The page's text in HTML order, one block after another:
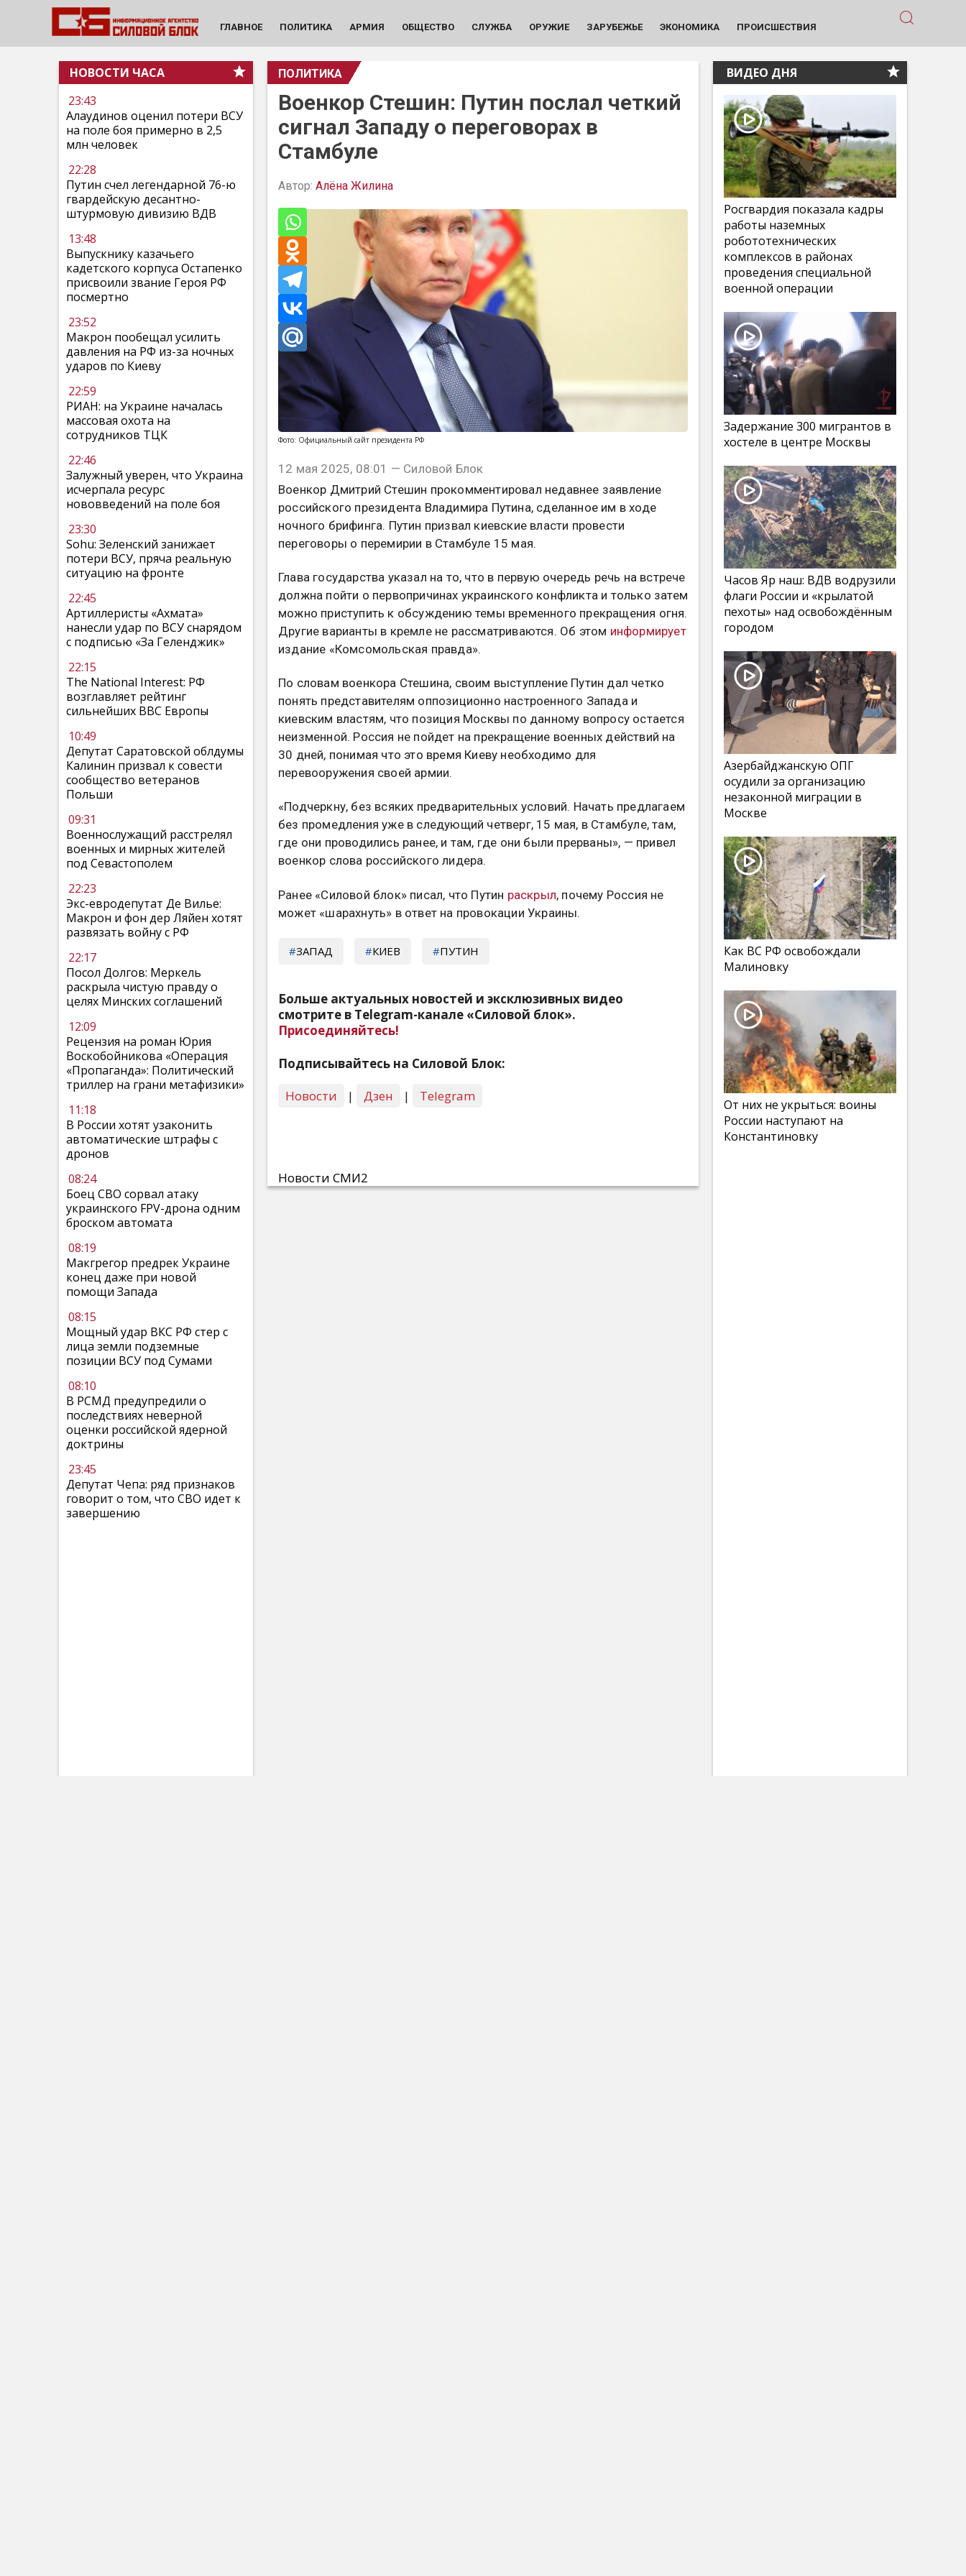
ГЛАВНОЕ ПОЛИТИКА АРМИЯ ОБЩЕСТВО СЛУЖБА ОРУЖИЕ ЗАРУБЕЖЬЕ ЭКОНОМИКА ПРОИСШЕСТВИЯ
НОВОСТИ ЧАСА
23:43
Алаудинов оценил потери ВСУ
на поле боя примерно в 2,5
млн человек
22:28
Путин счел легендарной 76-ю
гвардейскую десантно-
штурмовую дивизию ВДВ
13:48
Выпускнику казачьего
кадетского корпуса Остапенко
присвоили звание Героя РФ
посмертно
23:52
Макрон пообещал усилить
давления на РФ из-за ночных
ударов по Киеву
22:59
РИАН: на Украине началась
массовая охота на
сотрудников ТЦК
22:46
Залужный уверен, что Украина
исчерпала ресурс
нововведений на поле боя
23:30
Sohu: Зеленский занижает
потери ВСУ, пряча реальную
ситуацию на фронте
22:45
Артиллеристы «Ахмата»
нанесли удар по ВСУ снарядом
с подписью «За Геленджик»
22:15
The National Interest: РФ
возглавляет рейтинг
сильнейших ВВС Европы
10:49
Депутат Саратовской облдумы
Калинин призвал к совести
сообщество ветеранов
Польши
09:31
Военнослужащий расстрелял
военных и мирных жителей
под Севастополем
22:23
Экс-евродепутат Де Вилье:
Макрон и фон дер Ляйен хотят
развязать войну с РФ
22:17
Посол Долгов: Меркель
раскрыла чистую правду о
целях Минских соглашений
12:09
Рецензия на роман Юрия
Воскобойникова «Операция
«Пропаганда»: Политический
триллер на грани метафизики»
11:18
В России хотят узаконить
автоматические штрафы с
дронов
08:24
Боец СВО сорвал атаку
украинского FPV-дрона одним
броском автомата
08:19
Макгрегор предрек Украине
конец даже при новой
помощи Запада
08:15
Мощный удар ВКС РФ стер с
лица земли подземные
позиции ВСУ под Сумами
08:10
В РСМД предупредили о
последствиях неверной
оценки российской ядерной
доктрины
23:45
Депутат Чепа: ряд признаков
говорит о том, что СВО идет к
завершению
ПОЛИТИКА
Военкор Стешин: Путин послал четкий
сигнал Западу о переговорах в
Стамбуле
Автор: Алёна Жилина
Фото: Официальный сайт президента РФ
12 мая 2025, 08:01 — Силовой Блок
Военкор Дмитрий Стешин прокомментировал недавнее заявление
российского президента Владимира Путина, сделанное им в ходе
ночного брифинга. Путин призвал киевские власти провести
переговоры о перемирии в Стамбуле 15 мая.
Глава государства указал на то, что в первую очередь речь на встрече
должна пойти о первопричинах украинского конфликта и только затем
можно приступить к обсуждению темы временного прекращения огня.
Другие варианты в кремле не рассматриваются. Об этом информирует
издание «Комсомольская правда».
По словам военкора Стешина, своим выступление Путин дал четко
понять представителям оппозиционно настроенного Запада и
киевским властям, что позиция Москвы по данному вопросу остается
неизменной. Россия не пойдет на прекращение военных действий на
30 дней, понимая что это время Киеву необходимо для
перевооружения своей армии.
«Подчеркну, без всяких предварительных условий. Начать предлагаем
без промедления уже в следующий четверг, 15 мая, в Стамбуле, там,
где они проводились ранее, и там, где они были прерваны», — привел
военкор слова российского лидера.
Ранее «Силовой блок» писал, что Путин раскрыл, почему Россия не
может «шарахнуть» в ответ на провокации Украины.
ЗАПАД КИЕВ ПУТИН
Больше актуальных новостей и эксклюзивных видео
смотрите в Telegram-канале «Силовой блок».
Присоединяйтесь!
Подписывайтесь на Силовой Блок:
Новости
| Дзен | Telegram
Новости СМИ2
ВИДЕО ДНЯ
Росгвардия показала кадры
работы наземных
робототехнических
комплексов в районах
проведения специальной
военной операции
Задержание 300 мигрантов в
хостеле в центре Москвы
Часов Яр наш: ВДВ водрузили
флаги России и «крылатой
пехоты» над освобождённым
городом
Азербайджанскую ОПГ
осудили за организацию
незаконной миграции в
Москве
Как ВС РФ освобождали
Малиновку
От них не укрыться: воины
России наступают на
Константиновку